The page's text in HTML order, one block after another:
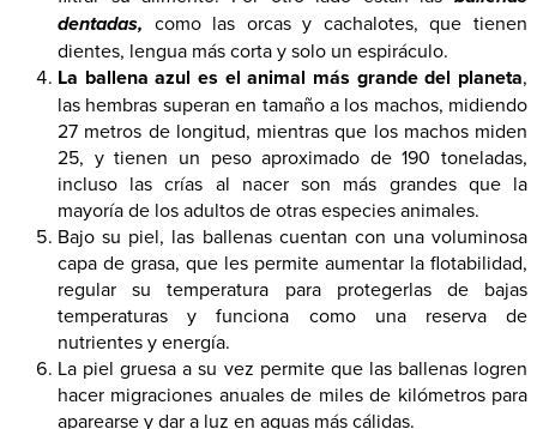
dentadas, como las orcas y cachalotes, que tienen
dientes, lengua más corta y solo un espiráculo.
La ballena azul es el animal más grande del planeta,
las hembras superan en tamaño a los machos, midiendo
27 metros de longitud, mientras que los machos miden
25, y tienen un peso aproximado de 190 toneladas,
incluso las crías al nacer son más grandes que la
mayoría de los adultos de otras especies animales.
Bajo su piel, las ballenas cuentan con una voluminosa
capa de grasa, que les permite aumentar la flotabilidad,
regular su temperatura para protegerlas de bajas
temperaturas y funciona como una reserva de
nutrientes y energía.
La piel gruesa a su vez permite que las ballenas logren
hacer migraciones anuales de miles de kilómetros para
aparearse y dar a luz en aguas más cálidas.